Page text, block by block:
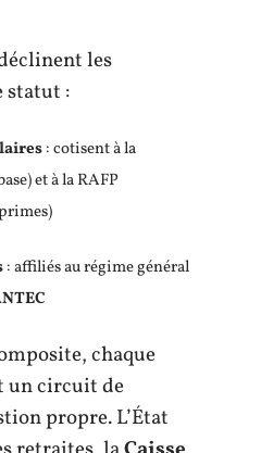
les
statut :
: cotisent à la
et à la RAFP
: affiliés au régime général
chaque
un circuit de
propre. L’État